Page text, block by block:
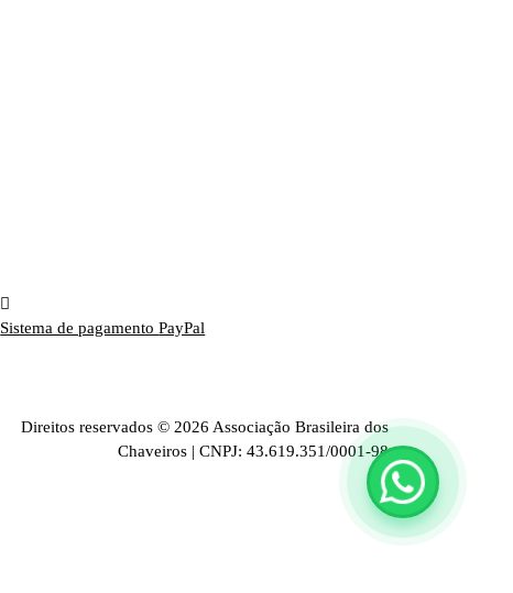
Sistema de pagamentoPayPal
Direitos reservados © 2026 Associação Brasileira dos
Chaveiros | CNPJ: 43.619.351/0001-98